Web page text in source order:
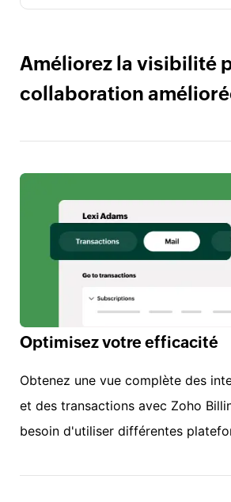
Améliorez la visibilité
collaboration
Optimisez votre efficacité
Obtenez une vue complète des
et des transactions avec Zoho
besoin d'utiliser différentes